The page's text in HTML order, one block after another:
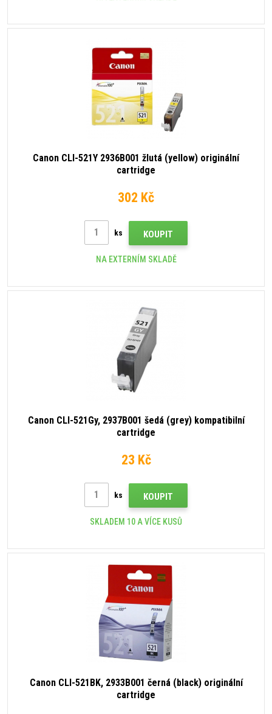
Canon CLI-521Y 2936B001 žlutá (yellow) originální
cartridge
302 Kč
ks KOUPIT
NA EXTERNÍM SKLADĚ
Canon CLI-521Gy, 2937B001 šedá (grey) kompatibilní
cartridge
23 Kč
ks KOUPIT
SKLADEM 10 A VÍCE KUSŮ
Canon CLI-521BK, 2933B001 černá (black) originální
cartridge